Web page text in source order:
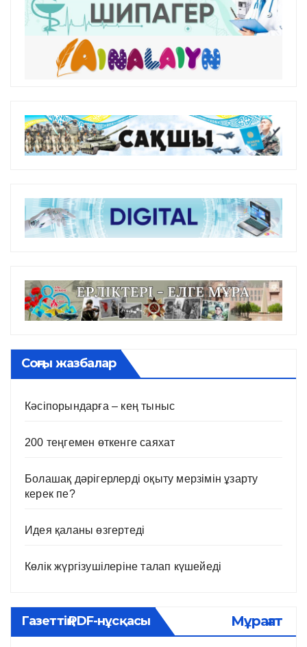
Соңғы жазбалар
Кәсіпорындарға – кең тыныс
200 теңгемен өткенге саяхат
Болашақ дәрігерлерді оқыту мерзімін ұзарту
керек пе?
Идея қаланы өзгертеді
Көлік жүргізушілеріне талап күшейеді
Газеттің PDF-нұсқасы Мұрағат